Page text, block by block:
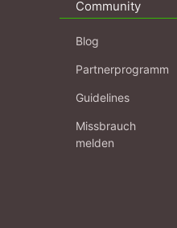
Community
Blog
Partnerprogramm
Guidelines
Missbrauch
melden